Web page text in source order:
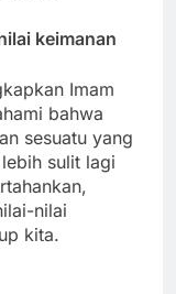
keimanan
Imam
bahwa
sesuatu yang
sulit lagi
nilai
kita.